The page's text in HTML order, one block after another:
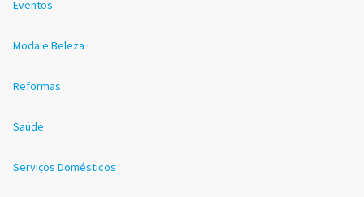
Eventos
Moda e Beleza
Reformas
Saúde
Serviços Domésticos